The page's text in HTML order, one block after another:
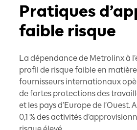
Pratiques
faible risque
La dépendance de Metrolinx à
profil de risque faible en
fournisseurs internationaux
de fortes protections des
et les pays d’Europe de
0,1 % des activités